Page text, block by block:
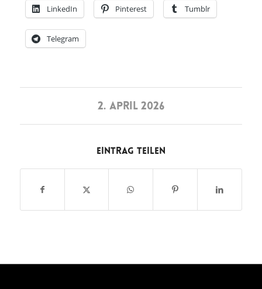
LinkedIn Pinterest Tumblr
Telegram
2. APRIL 2026
Eintrag teilen